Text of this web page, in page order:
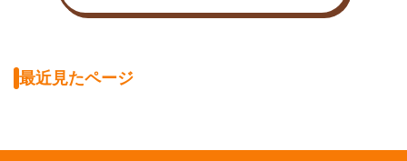
最近見たページ